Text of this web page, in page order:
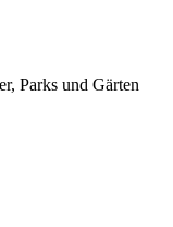
Parks und Gärten